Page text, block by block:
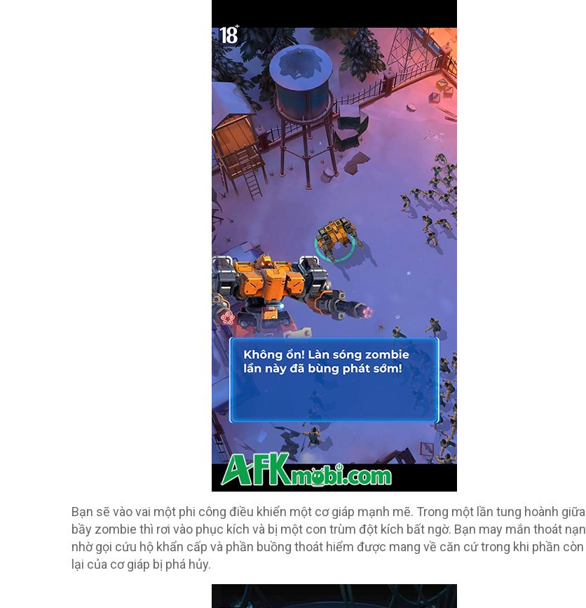
Bạn sẽ vào vai một phi công điều khiển một cơ giáp mạnh mẽ. Trong một lần tung hoành giữa
bầy zombie thì rơi vào phục kích và bị một con trùm đột kích bất ngờ. Bạn may mắn thoát nạn
nhờ gọi cứu hộ khẩn cấp và phần buồng thoát hiểm được mang về căn cứ trong khi phần còn
lại của cơ giáp bị phá hủy.